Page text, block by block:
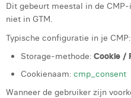
Dit gebeurt meestal in de
niet in GTM.
Typische configuratie in je CMP:
Storage‑methode: Cookie /
Cookienaam: cmp_consent
Wanneer de gebruiker zijn